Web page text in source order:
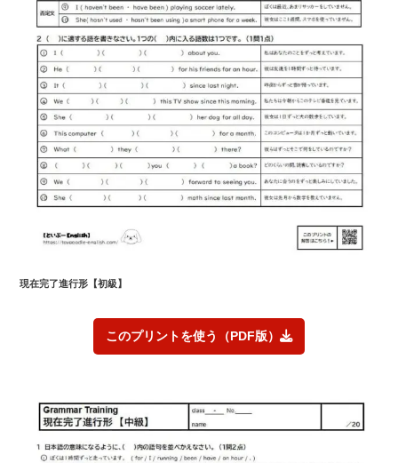
現在完了進行形【初級】
このプリントを使う（PDF版）